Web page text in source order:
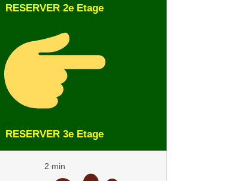
RESERVER 2e Etage
RESERVER 3e Etage
2 min